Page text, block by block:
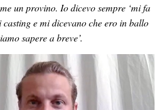
un provino. Io dicevo sempre ‘mi fa
e mi dicevano che ero in ballo
sapere a breve’.